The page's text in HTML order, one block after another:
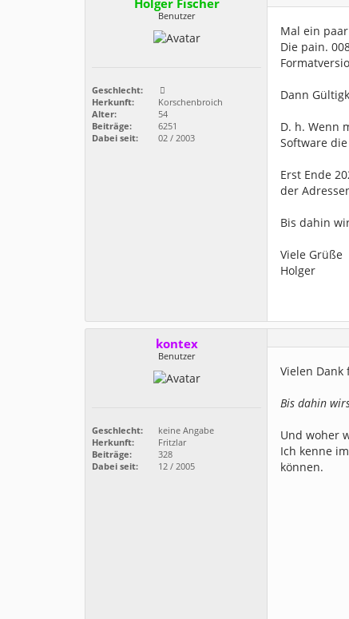
Holger Fischer
Benutzer
Geschlecht:
Herkunft:
Korschenbroich
Alter:
54
Beiträge:
6251
Dabei seit:
02 / 2003
Mal ein
Die pain.
Dann
D. h. Wenn
Software
Erst Ende
der
Bis dahin
Viele Grüße
Holger
kontex
Benutzer
Geschlecht:
keine Angabe
Herkunft:
Fritzlar
Beiträge:
328
Dabei seit:
12 / 2005
Vielen
Bis dahin
Und woher
Ich kenne
können.